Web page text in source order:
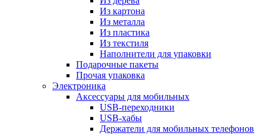
Из картона
Из металла
Из пластика
Из текстиля
Наполнители для упаковки
Подарочные пакеты
Прочая упаковка
Электроника
Аксессуары для мобильных
USB-переходники
USB-хабы
Держатели для мобильных телефонов